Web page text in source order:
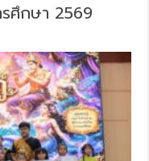
ศึกษา 2569